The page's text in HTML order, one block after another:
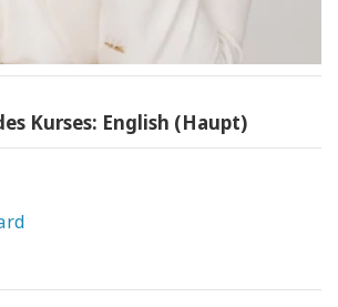
Kurses: English (Haupt)